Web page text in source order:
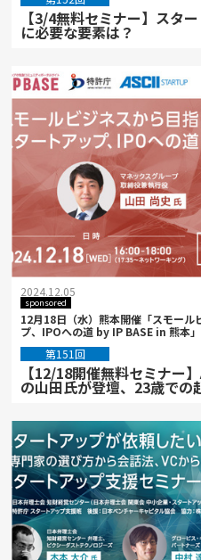
【3/4無料セミナー】スタ
に必要な要素は？
2024.12.05
sponsored
12月18日（水）熊本開催「スモール
プ、IPOへの道 by IP BASE in 熊本」
第151回
【12/18開催無料セミナー
の山田氏が登壇、23歳での